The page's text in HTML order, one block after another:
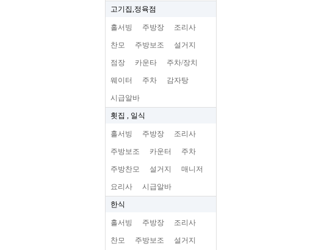
고기집,정육점
홀서빙 주방장 조리사
찬모 주방보조 설거지
점장 카운타 주차/장치
웨이터 주차 감자탕
시급알바
횟집 , 일식
홀서빙 주방장 조리사
주방보조 카운터 주차
주방찬모 설거지 매니저
요리사 시급알바
한식
홀서빙 주방장 조리사
찬모 주방보조 설거지